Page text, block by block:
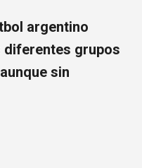
argentino
diferentes grupos
sin